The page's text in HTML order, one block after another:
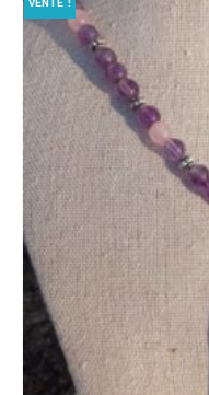
VENTE !